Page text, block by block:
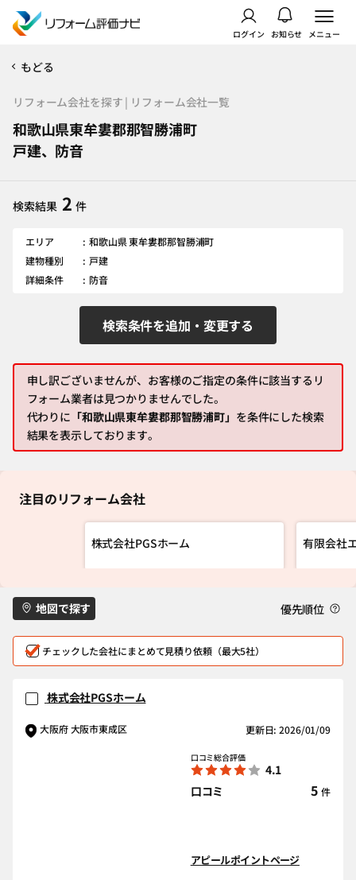
ログイン お知らせ メニュー
もどる
リフォーム会社を探す | リフォーム会社一覧
和歌山県東牟婁郡那智勝浦町
戸建、防音
検索結果 2 件
エリア
和歌山県 東牟婁郡那智勝浦町
建物種別
戸建
詳細条件
防音
検索条件を追加・変更する
申し訳ございませんが、お客様のご指定の条件に該当するリ
フォーム業者は見つかりませんでした。
代わりに 「和歌山県東牟婁郡那智勝浦町」 を条件にした検索
結果を表示しております。
注目のリフォーム会社
株式会社PGSホーム 有限会社
地図で探す 優先順位
チェックした会社にまとめて見積り依頼（最大5社）
株式会社PGSホーム
大阪府 大阪市東成区 更新日: 2026/01/09
口コミ総合評価
4.1
口コミ
5 件
アピールポイントページ